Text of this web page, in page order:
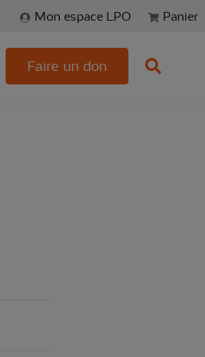
Mon espace LPO Panier
Faire un don